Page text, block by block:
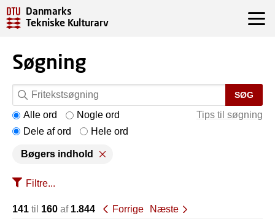
Danmarks
Tekniske Kulturarv
Søgning
SØG
Tips til søgning
Alle ord
Nogle ord
Dele af ord
Hele ord
Bøgers indhold
Filtre...
141 til 160 af 1.844 Forrige
Næste